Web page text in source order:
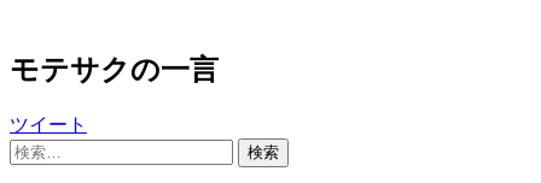
モテサクの一言
ツイート
検